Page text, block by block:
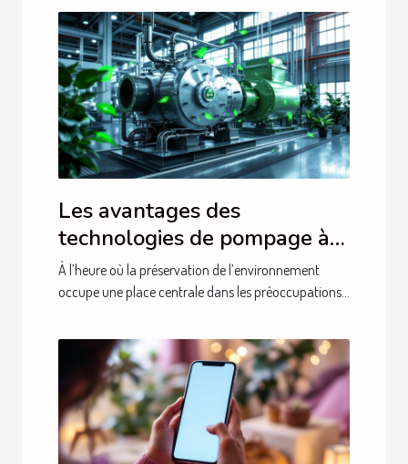
Les avantages des
technologies de pompage à
sec pour l'environnement
À l’heure où la préservation de l’environnement
occupe une place centrale dans les préoccupations...